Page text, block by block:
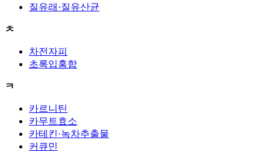
질유래·질유산균
ㅊ
차전자피
초록입홍합
ㅋ
카르니틴
카무트효소
카테킨·녹차추출물
커큐민